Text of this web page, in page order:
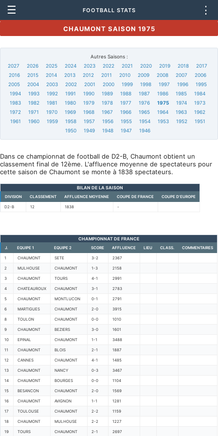
☰ FOOTBALL STATS ⋮
CHAUMONT SAISON 1975
Autres Saisons :
2027
2026 2025 2024 2023 2022 2021 2020 2019 2018
2017
2016
2015 2014 2013 2012 2011 2010 2009 2008 2007
2006
2005
2004 2003 2002 2001 2000 1999 1998 1997 1996
1995
1994
1993 1992 1991 1990 1989 1988 1987 1986 1985
1984
1983
1982 1981 1980 1979 1978 1977 1976 1975 1974
1973
1972
1971 1970 1969 1968 1967 1966 1965 1964 1963
1962
1961
1960 1959 1958 1957 1956 1955 1954 1953 1952
1951
1950
1949 1948 1947 1946
Dans ce championnat de football de D2-B, Chaumont obtient un
classement final de 12ème. L'affluence moyenne de spectateurs pour
cette saison de Chaumont se monte à 1838 spectateurs.
BILAN DE LA SAISON
DIVISION CLASSEMENT AFFLUENCE MOYENNE COUPE DE FRANCE COUPE D'EUROPE
D2-B 12 1838 -
CHAMPIONNAT DE FRANCE
J. EQUIPE 1 EQUIPE 2 SCORE AFFLUENCE LIEU CLASS. COMMENTAIRES
1 CHAUMONT SETE 3-2 2367
2 MULHOUSE CHAUMONT 1-3 2158
3 CHAUMONT TOURS 4-1 2991
4 CHATEAUROUX CHAUMONT 3-1 2783
5 CHAUMONT MONTLUCON 0-1 2791
6 MARTIGUES CHAUMONT 2-0 3915
8 TOULON CHAUMONT 0-0 1010
9 CHAUMONT BEZIERS 3-0 1601
10 EPINAL CHAUMONT 1-1 3488
11 CHAUMONT BLOIS 2-1 1887
12 CANNES CHAUMONT 4-1 1485
13 CHAUMONT NANCY 0-3 3467
14 CHAUMONT BOURGES 0-0 1104
15 BESANCON CHAUMONT 2-0 1569
16 CHAUMONT AVIGNON 1-1 1281
17 TOULOUSE CHAUMONT 2-2 1159
18 CHAUMONT MULHOUSE 2-2 1227
19 TOURS CHAUMONT 2-1 2697